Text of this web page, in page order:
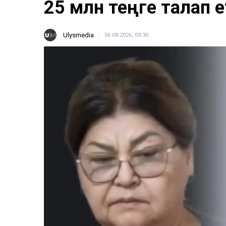
25 млн теңге талап
Ulysmedia 06.08.2026, 09:30